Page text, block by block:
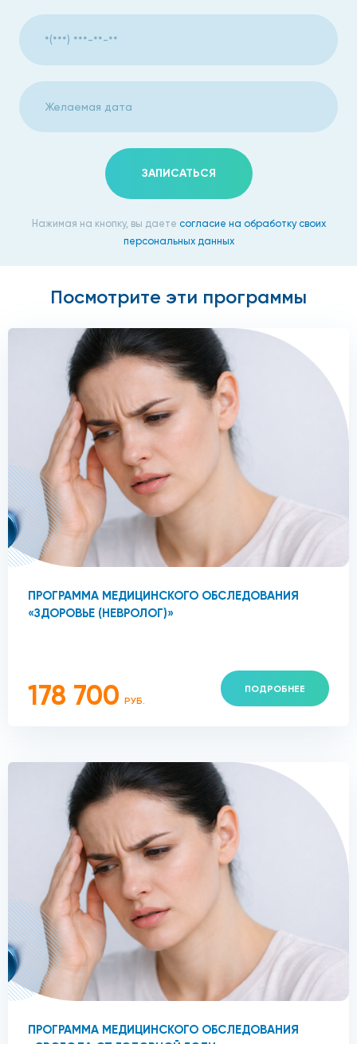
ЗАПИСАТЬСЯ
Нажимая на кнопку, вы даете согласие на обработку своих
персональных данных
Посмотрите эти программы
ПРОГРАММА МЕДИЦИНСКОГО ОБСЛЕДОВАНИЯ
«ЗДОРОВЬЕ (НЕВРОЛОГ)»
178 700 РУБ.
ПОДРОБНЕЕ
ПРОГРАММА МЕДИЦИНСКОГО ОБСЛЕДОВАНИЯ